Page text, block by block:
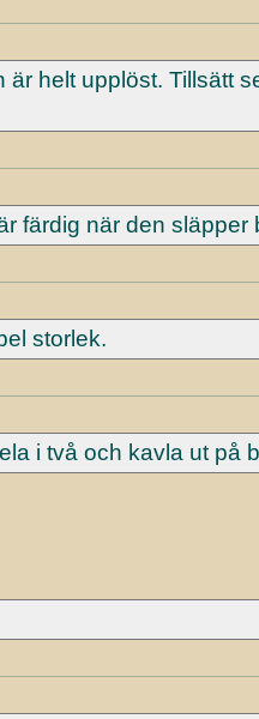
helt upplöst. Tillsätt
färdig när den släpper
storlek.
i två och kavla ut på